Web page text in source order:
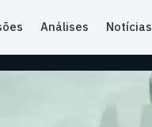
Análises Notícias